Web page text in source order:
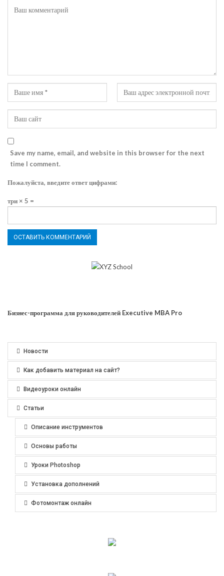
Save my name, email, and website in this browser for the next
time I comment.
Пожалуйста, введите ответ цифрами:
три × 5 =
Бизнес-программа для руководителей Executive MBA Pro
Новости
Как добавить материал на сайт?
Видеоуроки онлайн
Статьи
Описание инструментов
Основы работы
Уроки Photoshop
Установка дополнений
Фотомонтаж онлайн